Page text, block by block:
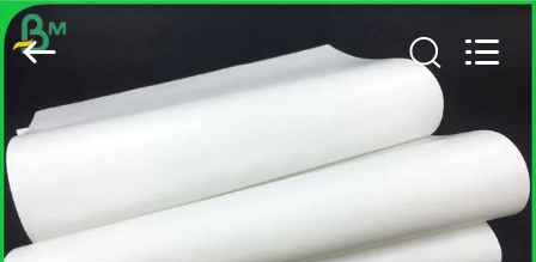
EV
ÜRÜN:%
S
GUANGZHOU
BMPAPER
CO.,
LTD..